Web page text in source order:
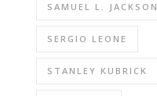
SAMUEL L. JACKSON
SERGIO LEONE
STANLEY KUBRICK